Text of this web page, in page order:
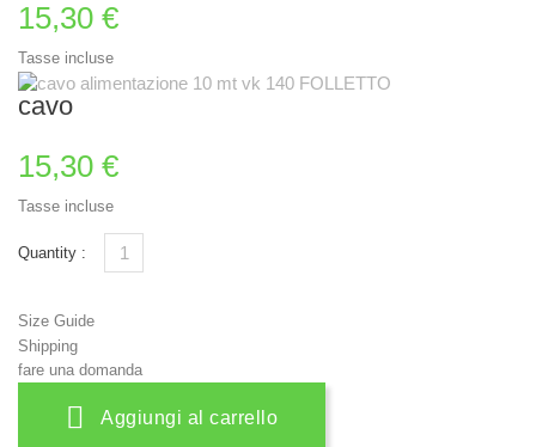
15,30 €
Tasse incluse
cavo
15,30 €
Tasse incluse
Quantity :
Size Guide
Shipping
fare una domanda
Aggiungi al carrello